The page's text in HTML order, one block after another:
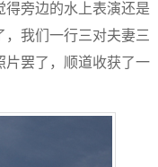
得旁边的水上表演还是
我们一行三对夫妻三
片罢了，顺道收获了一